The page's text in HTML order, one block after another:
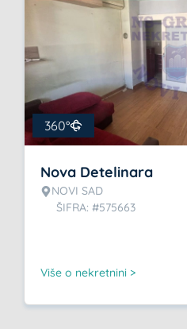
360°
Nova Detelinara
NOVI SAD
ŠIFRA: #575663
Više o nekretnini >